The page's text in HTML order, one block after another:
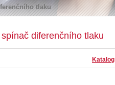
tlaku
diferenčního tlaku
Katalog